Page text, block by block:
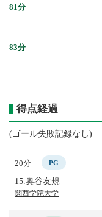
81分
83分
得点経過
(ゴール失敗記録なし)
20分 PG
15. 奥谷友規
関西学院大学